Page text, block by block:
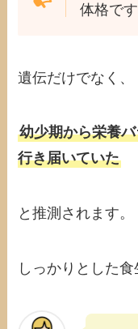
体格です
遺伝だけでなく、
幼少期から栄養
行き届いていた
と推測されます。
しっかりとした